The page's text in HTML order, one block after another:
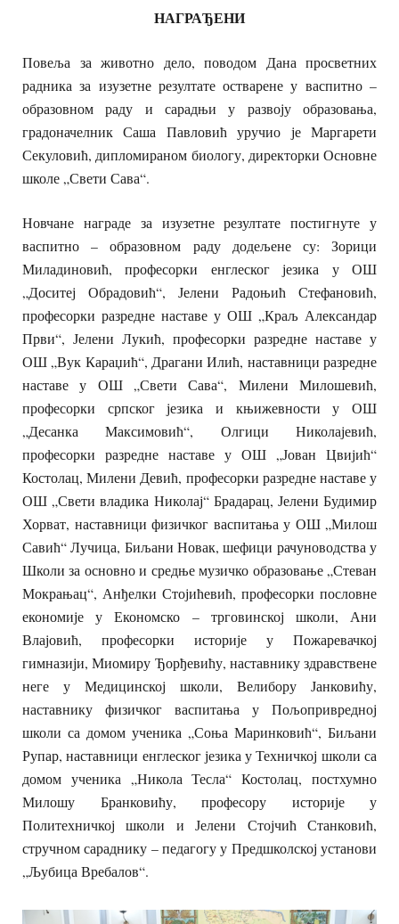
НАГРАЂЕНИ
Повеља за животно дело, поводом Дана просветних
радника за изузетне резултате остварене у васпитно –
образовном раду и сарадњи у развоју образовања,
градоначелник Саша Павловић уручио је Маргарети
Секуловић, дипломираном биологу, директорки Основне
школе „Свети Сава“.
Новчане награде за изузетне резултате постигнуте у
васпитно – образовном раду додељене су: Зорици
Миладиновић, професорки енглеског језика у ОШ
„Доситеј Обрадовић“, Јелени Радоњић Стефановић,
професорки разредне наставе у ОШ „Краљ Александар
Први“, Јелени Лукић, професорки разредне наставе у
ОШ „Вук Караџић“, Драгани Илић, наставници разредне
наставе у ОШ „Свети Сава“, Милени Милошевић,
професорки српског језика и књижевности у ОШ
„Десанка Максимовић“, Олгици Николајевић,
професорки разредне наставе у ОШ „Јован Цвијић“
Костолац, Милени Девић, професорки разредне наставе у
ОШ „Свети владика Николај“ Брадарац, Јелени Будимир
Хорват, наставници физичког васпитања у ОШ „Милош
Савић“ Лучица, Биљани Новак, шефици рачуноводства у
Школи за основно и средње музичко образовање „Стеван
Мокрањац“, Анђелки Стојићевић, професорки пословне
економије у Економско – трговинској школи, Ани
Влајовић, професорки историје у Пожаревачкој
гимназији, Миомиру Ђорђевићу, наставнику здравствене
неге у Медицинској школи, Велибору Јанковићу,
наставнику физичког васпитања у Пољопривредној
школи са домом ученика „Соња Маринковић“, Биљани
Рупар, наставници енглеског језика у Техничкој школи са
домом ученика „Никола Тесла“ Костолац, постхумно
Милошу Бранковићу, професору историје у
Политехничкој школи и Јелени Стојчић Станковић,
стручном сараднику – педагогу у Предшколској установи
„Љубица Вребалов“.